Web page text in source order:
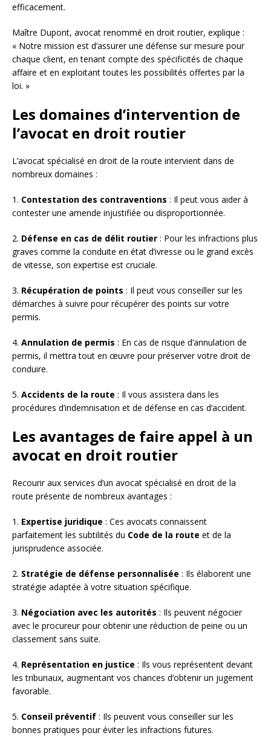
efficacement.
Maître Dupont, avocat renommé en droit routier, explique :
« Notre mission est d’assurer une défense sur mesure pour
chaque client, en tenant compte des spécificités de chaque
affaire et en exploitant toutes les possibilités offertes par la
loi. »
Les domaines d’intervention de
l’avocat en droit routier
L’avocat spécialisé en droit de la route intervient dans de
nombreux domaines :
1. Contestation des contraventions : Il peut vous aider à
contester une amende injustifiée ou disproportionnée.
2. Défense en cas de délit routier : Pour les infractions plus
graves comme la conduite en état d’ivresse ou le grand excès
de vitesse, son expertise est cruciale.
3. Récupération de points : Il peut vous conseiller sur les
démarches à suivre pour récupérer des points sur votre
permis.
4. Annulation de permis : En cas de risque d’annulation de
permis, il mettra tout en œuvre pour préserver votre droit de
conduire.
5. Accidents de la route : Il vous assistera dans les
procédures d’indemnisation et de défense en cas d’accident.
Les avantages de faire appel à un
avocat en droit routier
Recourir aux services d’un avocat spécialisé en droit de la
route présente de nombreux avantages :
1. Expertise juridique : Ces avocats connaissent
parfaitement les subtilités du Code de la route et de la
jurisprudence associée.
2. Stratégie de défense personnalisée : Ils élaborent une
stratégie adaptée à votre situation spécifique.
3. Négociation avec les autorités : Ils peuvent négocier
avec le procureur pour obtenir une réduction de peine ou un
classement sans suite.
4. Représentation en justice : Ils vous représentent devant
les tribunaux, augmentant vos chances d’obtenir un jugement
favorable.
5. Conseil préventif : Ils peuvent vous conseiller sur les
bonnes pratiques pour éviter les infractions futures.